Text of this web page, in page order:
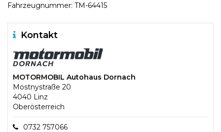
Fahrzeugnummer: TM-64415
Kontakt
MOTORMOBIL Autohaus Dornach
Mostnystraße 20
4040 Linz
Oberösterreich
0732 757066